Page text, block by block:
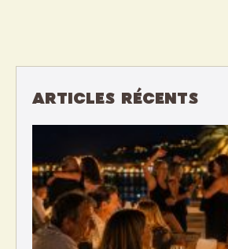
ARTICLES RÉCENTS